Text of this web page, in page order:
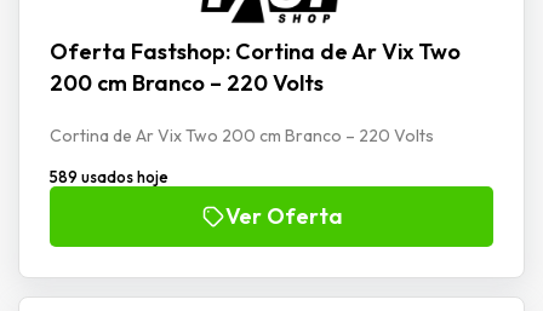
Oferta Fastshop: Cortina de Ar Vix Two
200 cm Branco – 220 Volts
Cortina de Ar Vix Two 200 cm Branco – 220 Volts
589 usados hoje
Ver Oferta